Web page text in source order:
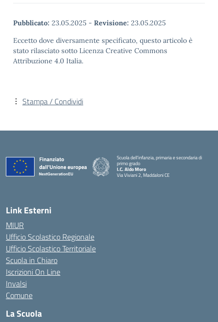
Pubblicato: 23.05.2025 - Revisione: 23.05.2025
Eccetto dove diversamente specificato, questo articolo è
stato rilasciato sotto Licenza Creative Commons
Attribuzione 4.0 Italia.
Stampa / Condividi
Scuola dell’infanzia, primaria e secondaria di
primo grado
I.C. Aldo Moro
Via Viviani 2, Maddaloni CE
Link Esterni
MIUR
Ufficio Scolastico Regionale
Ufficio Scolastico Territoriale
Scuola in Chiaro
Iscrizioni On Line
Invalsi
Comune
La Scuola